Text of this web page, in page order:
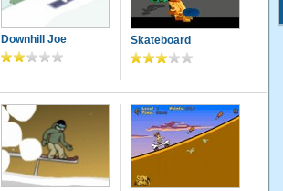
Downhill Joe Skateboard